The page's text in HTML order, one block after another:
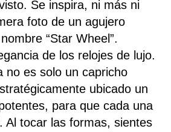
Se inspira, ni más ni
foto de un agujero
“Star Wheel”.
de los relojes de lujo.
no es solo un capricho
ubicado un
para que cada una
Al tocar las formas, sientes